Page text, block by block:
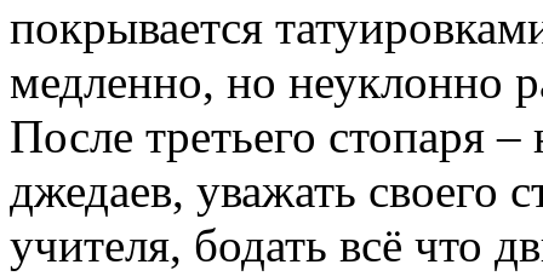
покрывается
медленно, но неуклонно
После третьего стопаря
джедаев, уважать своего
учителя, бодать всё что